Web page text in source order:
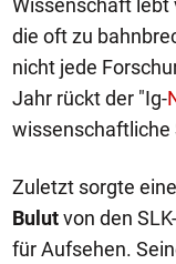
Wissenschaft lebt
die oft zu
nicht jede
Jahr rückt der "Ig-
wissenschaftliche
Zuletzt sorgte
Bulutvon den
für Aufsehen.